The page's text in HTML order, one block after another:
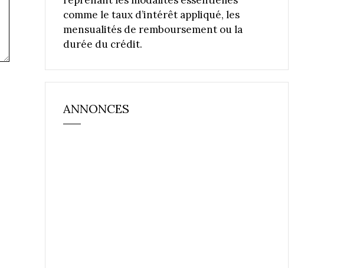
comme le taux d’intérêt appliqué, les
mensualités de remboursement ou la
durée du crédit.
ANNONCES